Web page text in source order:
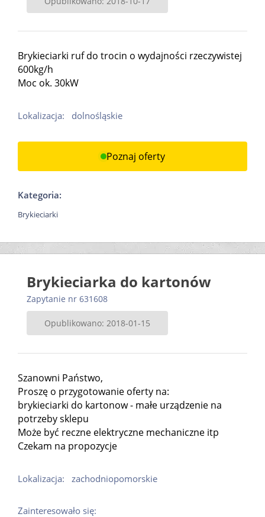
Brykieciarki ruf do trocin o wydajności rzeczywistej
600kg/h
Moc ok. 30kW
Lokalizacja: dolnośląskie
Poznaj oferty
Kategoria:
Brykieciarki
Brykieciarka do kartonów
Zapytanie nr 631608
Opublikowano: 2018-01-15
Szanowni Państwo,
Proszę o przygotowanie oferty na:
brykieciarki do kartonow - małe urządzenie na
potrzeby sklepu
Może być reczne elektryczne mechaniczne itp
Czekam na propozycje
Lokalizacja: zachodniopomorskie
Zainteresowało się: